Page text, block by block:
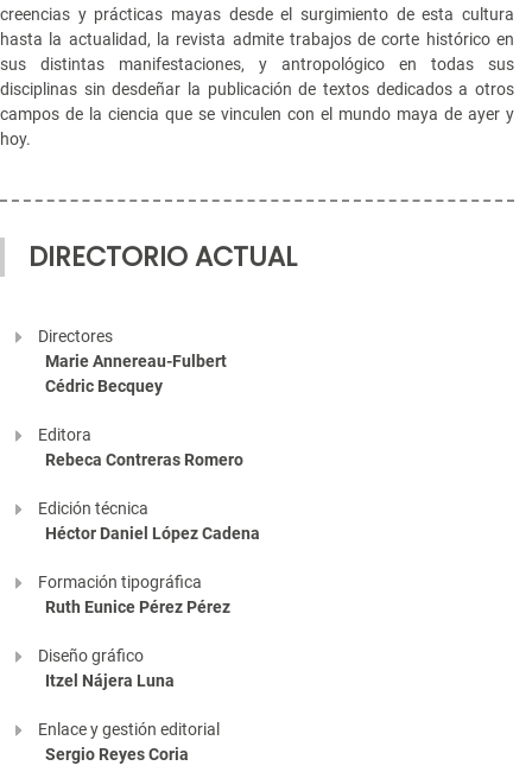
creencias y prácticas mayas desde el surgimiento de esta cultura
hasta la actualidad, la revista admite trabajos de corte histórico en
sus distintas manifestaciones, y antropológico en todas sus
disciplinas sin desdeñar la publicación de textos dedicados a otros
campos de la ciencia que se vinculen con el mundo maya de ayer y
hoy.
DIRECTORIO ACTUAL
Directores
Marie Annereau-Fulbert
Cédric Becquey
Editora
Rebeca Contreras Romero
Edición técnica
Héctor Daniel López Cadena
Formación tipográfica
Ruth Eunice Pérez Pérez
Diseño gráfico
Itzel Nájera Luna
Enlace y gestión editorial
Sergio Reyes Coria